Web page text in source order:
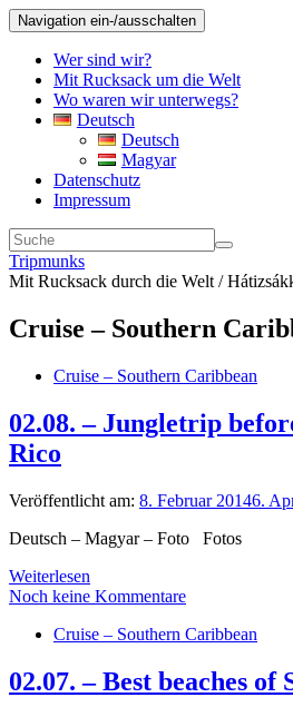
Navigation ein-/ausschalten
Wer sind wir?
Mit Rucksack um die Welt
Wo waren wir unterwegs?
Deutsch
Deutsch
Magyar
Datenschutz
Impressum
Tripmunks
Mit Rucksack durch die Welt /
Cruise – Southern
Cruise – Southern Caribbean
02.08. – Jungletrip
Rico
Veröffentlicht am: 8. Februar 20146.
Deutsch – Magyar – Foto Fotos
Weiterlesen
Noch keine Kommentare
Cruise – Southern Caribbean
02.07. – Best beaches of